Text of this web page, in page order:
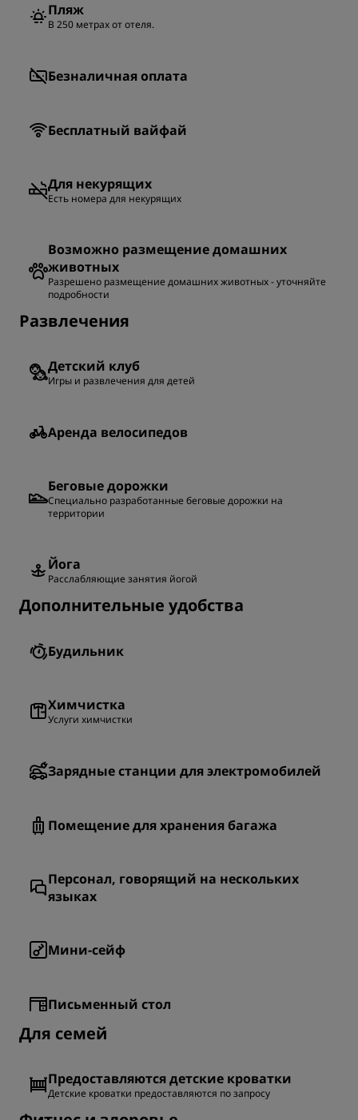
Пляж
В 250 метрах от отеля.
Безналичная оплата
Бесплатный вайфай
Для некурящих
Есть номера для некурящих
Возможно размещение домашних
животных
Разрешено размещение домашних животных - уточняйте
подробности
Развлечения
Детский клуб
Игры и развлечения для детей
Аренда велосипедов
Беговые дорожки
Специально разработанные беговые дорожки на
территории
Йога
Расслабляющие занятия йогой
Дополнительные удобства
Будильник
Химчистка
Услуги химчистки
Зарядные станции для электромобилей
Помещение для хранения багажа
Персонал, говорящий на нескольких
языках
Мини-сейф
Письменный стол
Для семей
Предоставляются детские кроватки
Детские кроватки предоставляются по запросу